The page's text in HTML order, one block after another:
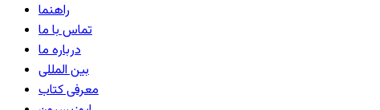
راهنما
تماس با ما
درباره ما
بین المللی
معرفی کتاب